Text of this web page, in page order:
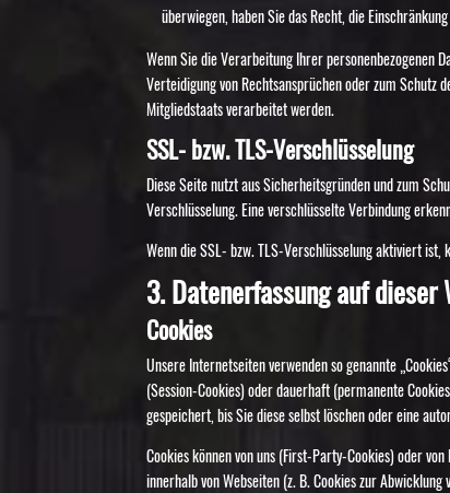
überwiegen, haben Sie das Recht, die
Wenn Sie die Verarbeitung Ihrer personenbezogenen
Verteidigung von Rechtsansprüchen oder zum
Mitgliedstaats verarbeitet werden.
SSL- bzw. TLS-Verschlüsselung
Diese Seite nutzt aus Sicherheitsgründen und zum
Verschlüsselung. Eine verschlüsselte Verbindung
Wenn die SSL- bzw. TLS-Verschlüsselung aktiviert
3. Datenerfassung auf dieser
Cookies
Unsere Internetseiten verwenden so genannte
(Session-Cookies) oder dauerhaft (permanente
gespeichert, bis Sie diese selbst löschen oder eine
Cookies können von uns (First-Party-Cookies) oder
innerhalb von Webseiten (z. B. Cookies zur Abwicklung